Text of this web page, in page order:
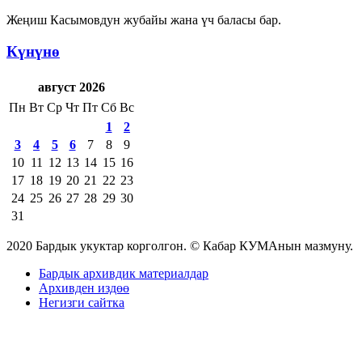
Жеңиш Касымовдун жубайы жана үч баласы бар.
Күнүнө
август 2026
Пн Вт Ср Чт Пт Сб Вс
1
2
3
4 5 6 7 8
9
10 11 12 13 14 15 16
17 18 19 20 21 22 23
24 25 26 27 28 29 30
31
2020 Бардык укуктар корголгон. © Кабар КУМАнын мазмуну.
Бардык архивдик материалдар
Архивден издөө
Негизги сайтка